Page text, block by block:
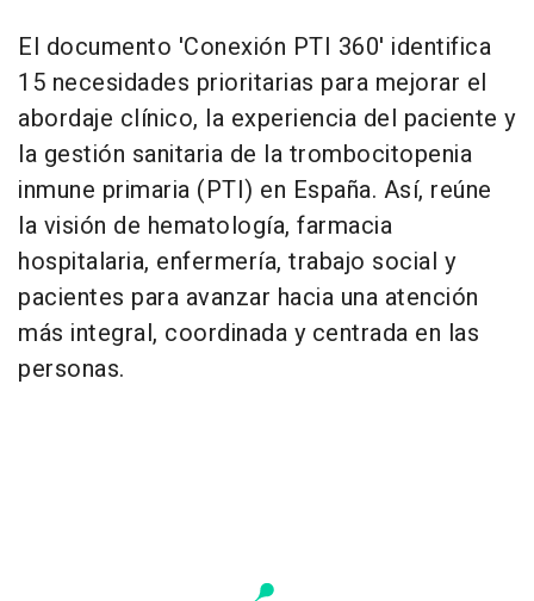
El documento 'Conexión PTI 360' identifica
15 necesidades prioritarias para mejorar el
abordaje clínico, la experiencia del paciente y
la gestión sanitaria de la trombocitopenia
inmune primaria (PTI) en España. Así, reúne
la visión de hematología, farmacia
hospitalaria, enfermería, trabajo social y
pacientes para avanzar hacia una atención
más integral, coordinada y centrada en las
personas.